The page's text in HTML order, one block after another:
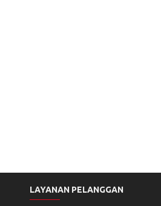
LAYANAN PELANGGAN